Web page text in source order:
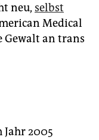
neu, selbst
Medical
Gewalt an trans
Jahr 2005